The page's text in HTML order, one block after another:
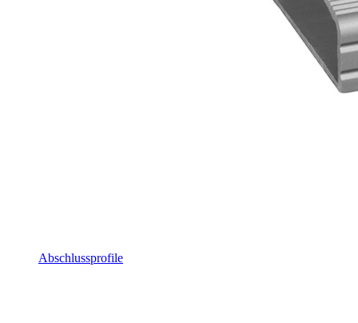
Abschlussprofile